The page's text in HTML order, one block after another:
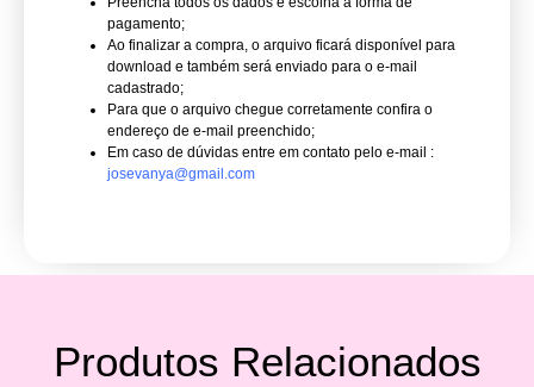
pagamento;
Ao finalizar a compra, o arquivo ficará disponível para
download e também será enviado para o e-mail
cadastrado;
Para que o arquivo chegue corretamente confira o
endereço de e-mail preenchido;
Em caso de dúvidas entre em contato pelo e-mail :
josevanya@gmail.com
Produtos Relacionados